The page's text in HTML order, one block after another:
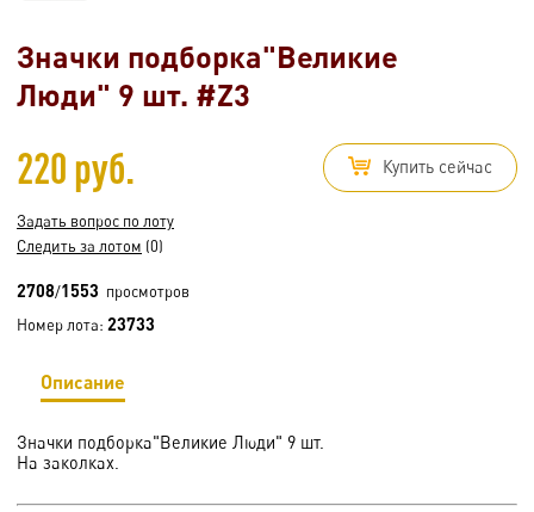
Значки подборка"Великие
Люди" 9 шт. #Z3
220 руб. Купить сейчас
Задать вопрос по лоту
Следить за лотом (0)
2708/1553 просмотров
Номер лота: 23733
Описание
Значки подборка"Великие Люди" 9 шт.
На заколках.